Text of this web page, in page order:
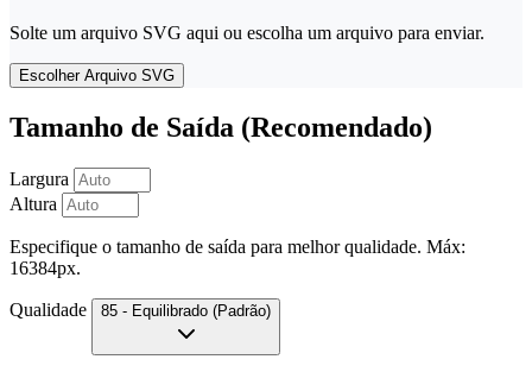
Solte um arquivo SVG aqui ou escolha um arquivo para enviar.
Escolher Arquivo SVG
Tamanho de Saída (Recomendado)
Largura
Altura
Especifique o tamanho de saída para melhor qualidade. Máx:
16384px.
Qualidade 85 - Equilibrado (Padrão)